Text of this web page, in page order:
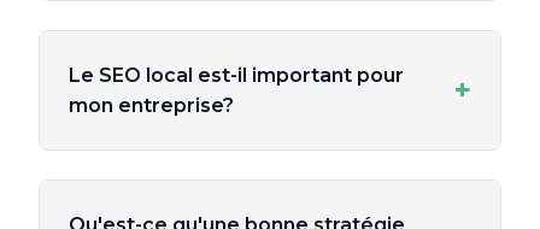
Le SEO local est-il important pour
mon entreprise?
+
Qu'est-ce qu'une bonne stratégie